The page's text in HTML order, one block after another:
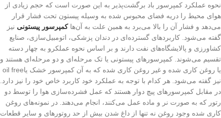
نحوه عملکرد کمپرسور باد برگشت‌پذیر به این صورت است که حجم زیادی از
هوای محیط را در‌یه فضای محبوس شده به وسیله پیستون تحت فشار قرار
می‌دهد و فشار آن را بالا می‌برد به همین علت به آن‌هاکمپرسور پیستونی نیز
گفته می‌شود. کاربرد‌های گسترده‌ای در دندان پزشکی، اتومبیل‌سازی، صنایع
کشاورزی و پالایشگاه‌های نفت دارند و بر اساس نحوه عملکرو به چهار دسته
تقسیم می‌شوند. کمپرسور‌های پیستونی یا تک مرحله‌ای و دو مرحله‌ای هستند و
یا روغن کاری شده و غیر روغن کاری شده که به آن کمپرسور خشک یاoil free
نیز گفته می‌شود. هر کدام با توجه به عملکرد خود کاربرد خاص خود را نیز دارد.
در مقابل کمپرسور‌های پیچ دوار هستند که عمل فشرده‌سازی هوا را توسط دو
رتور که به صورت نر و ماده عمل می‌کنند، انجام می‌دهند. در نمونه‌های روغن
کاری شده وجود روغن نه تنها از داغ شدن بیش از حد روتور‌های و سایر قطعات